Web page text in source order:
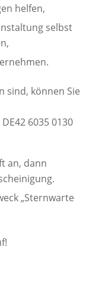
helfen,
selbst
sind, können Sie
6035 0130
an, dann
„Sternwarte